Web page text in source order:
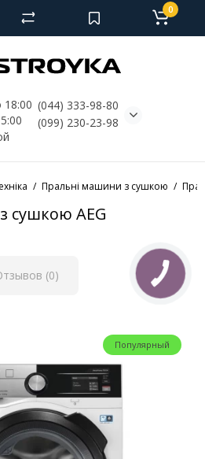
18:00 (044) 333-98-80
(099) 230-23-98
0
Пральні машини з сушкою
сушкою AEG
(0)
Популярный